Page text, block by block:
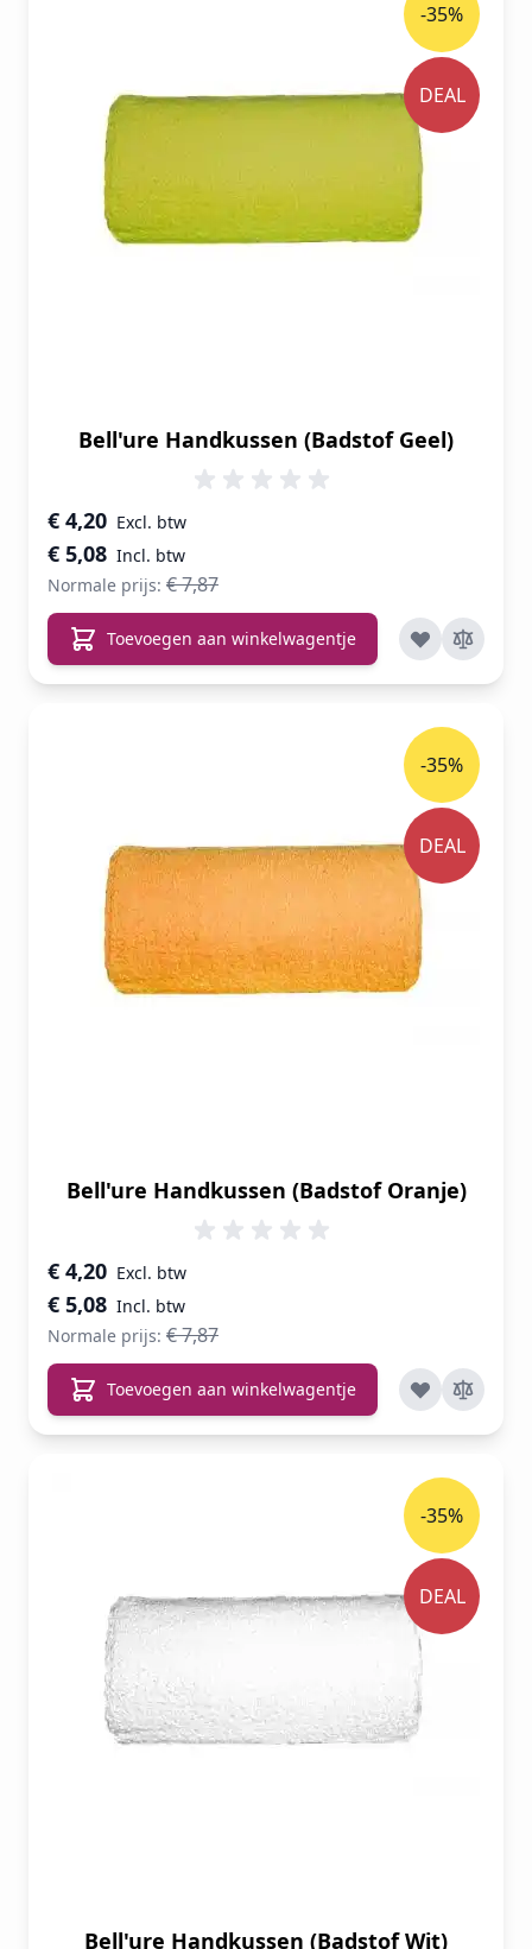
Bell'ure Handkussen (Badstof Geel)
Speciale prijs
€ 5,08
€ 4,20
Normale prijs: € 7,87
-35%
DEAL
Toevoegen aan winkelwagentje
Bell'ure Handkussen (Badstof Oranje)
Speciale prijs
€ 5,08
€ 4,20
Normale prijs: € 7,87
-35%
DEAL
Toevoegen aan winkelwagentje
Bell'ure Handkussen (Badstof Wit)
-35%
DEAL